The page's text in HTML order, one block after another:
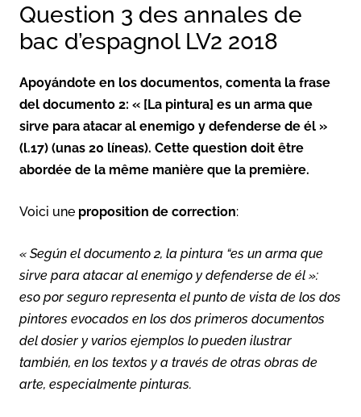
Question 3 des annales de
bac d’espagnol LV2 2018
Apoyándote en los documentos, comenta la frase
del documento 2: « [La pintura] es un arma que
sirve para atacar al enemigo y defenderse de él »
(l.17) (unas 20 líneas). Cette question doit être
abordée de la même manière que la première.
Voici une proposition de correction:
« Según el documento 2, la pintura “es un arma que
sirve para atacar al enemigo y defenderse de él »:
eso por seguro representa el punto de vista de los dos
pintores evocados en los dos primeros documentos
del dosier y varios ejemplos lo pueden ilustrar
también, en los textos y a través de otras obras de
arte, especialmente pinturas.